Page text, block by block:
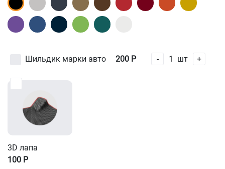
Шильдик марки авто 200 Р - 1 шт +
3D лапа
100 Р